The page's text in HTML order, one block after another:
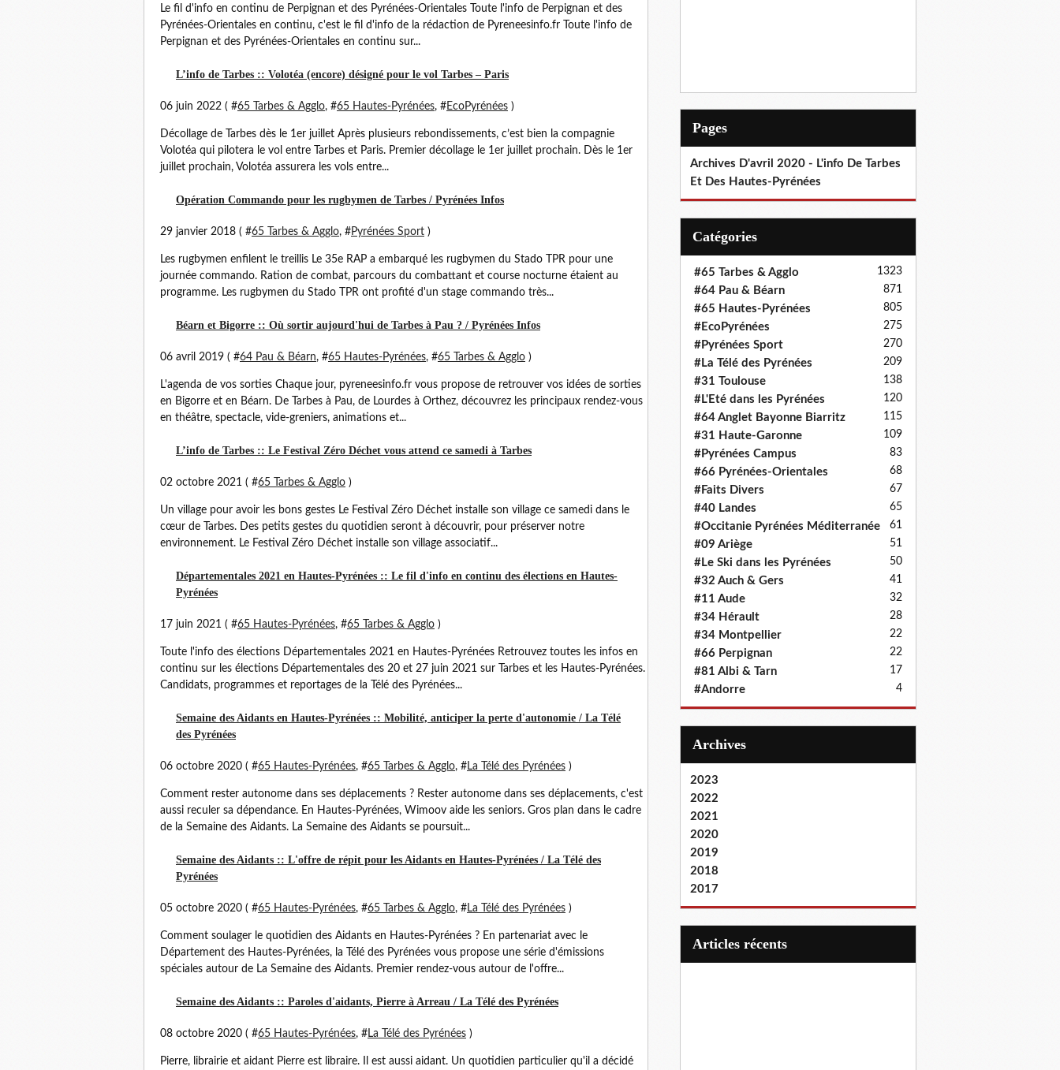
Le fil d'info en continu de Perpignan et des Pyrénées-Orientales Toute l'info de Perpignan et des
Pyrénées-Orientales en continu, c'est le fil d'info de la rédaction de Pyreneesinfo.fr Toute l'info de
Perpignan et des Pyrénées-Orientales en continu sur...
L’info de Tarbes :: Volotéa (encore) désigné pour le vol Tarbes – Paris
06 juin 2022 ( #65 Tarbes & Agglo, #65 Hautes-Pyrénées, #EcoPyrénées )
Décollage de Tarbes dès le 1er juillet Après plusieurs rebondissements, c’est bien la compagnie
Volotéa qui pilotera le vol entre Tarbes et Paris. Premier décollage le 1er juillet prochain. Dès le 1er
juillet prochain, Volotéa assurera les vols entre...
Opération Commando pour les rugbymen de Tarbes / Pyrénées Infos
29 janvier 2018 ( #65 Tarbes & Agglo, #Pyrénées Sport )
Les rugbymen enfilent le treillis Le 35e RAP a embarqué les rugbymen du Stado TPR pour une
journée commando. Ration de combat, parcours du combattant et course nocturne étaient au
programme. Les rugbymen du Stado TPR ont profité d'un stage commando très...
Béarn et Bigorre :: Où sortir aujourd'hui de Tarbes à Pau ? / Pyrénées Infos
06 avril 2019 ( #64 Pau & Béarn, #65 Hautes-Pyrénées, #65 Tarbes & Agglo )
L'agenda de vos sorties Chaque jour, pyreneesinfo.fr vous propose de retrouver vos idées de sorties
en Bigorre et en Béarn. De Tarbes à Pau, de Lourdes à Orthez, découvrez les principaux rendez-vous
en théâtre, spectacle, vide-greniers, animations et...
L’info de Tarbes :: Le Festival Zéro Déchet vous attend ce samedi à Tarbes
02 octobre 2021 ( #65 Tarbes & Agglo )
Un village pour avoir les bons gestes Le Festival Zéro Déchet installe son village ce samedi dans le
cœur de Tarbes. Des petits gestes du quotidien seront à découvrir, pour préserver notre
environnement. Le Festival Zéro Déchet installe son village associatif...
Départementales 2021 en Hautes-Pyrénées :: Le fil d'info en continu des élections en Hautes-
Pyrénées
17 juin 2021 ( #65 Hautes-Pyrénées, #65 Tarbes & Agglo )
Toute l'info des élections Départementales 2021 en Hautes-Pyrénées Retrouvez toutes les infos en
continu sur les élections Départementales des 20 et 27 juin 2021 sur Tarbes et les Hautes-Pyrénées.
Candidats, programmes et reportages de la Télé des Pyrénées...
Semaine des Aidants en Hautes-Pyrénées :: Mobilité, anticiper la perte d'autonomie / La Télé
des Pyrénées
06 octobre 2020 ( #65 Hautes-Pyrénées, #65 Tarbes & Agglo, #La Télé des Pyrénées )
Comment rester autonome dans ses déplacements ? Rester autonome dans ses déplacements, c'est
aussi reculer sa dépendance. En Hautes-Pyrénées, Wimoov aide les seniors. Gros plan dans le cadre
de la Semaine des Aidants. La Semaine des Aidants se poursuit...
Semaine des Aidants :: L'offre de répit pour les Aidants en Hautes-Pyrénées / La Télé des
Pyrénées
05 octobre 2020 ( #65 Hautes-Pyrénées, #65 Tarbes & Agglo, #La Télé des Pyrénées )
Comment soulager le quotidien des Aidants en Hautes-Pyrénées ? En partenariat avec le
Département des Hautes-Pyrénées, la Télé des Pyrénées vous propose une série d'émissions
spéciales autour de La Semaine des Aidants. Premier rendez-vous autour de l'offre...
Semaine des Aidants :: Paroles d'aidants, Pierre à Arreau / La Télé des Pyrénées
08 octobre 2020 ( #65 Hautes-Pyrénées, #La Télé des Pyrénées )
Pierre, librairie et aidant Pierre est libraire. Il est aussi aidant. Un quotidien particulier qu'il a décidé
Pages
Archives D'avril 2020 - L'info De Tarbes
Et Des Hautes-Pyrénées
Catégories
#65 Tarbes & Agglo 1323
#64 Pau & Béarn 871
#65 Hautes-Pyrénées 805
#EcoPyrénées 275
#Pyrénées Sport 270
#La Télé des Pyrénées 209
#31 Toulouse 138
#L'Eté dans les Pyrénées 120
#64 Anglet Bayonne Biarritz 115
#31 Haute-Garonne 109
#Pyrénées Campus 83
#66 Pyrénées-Orientales 68
#Faits Divers 67
#40 Landes 65
#Occitanie Pyrénées Méditerranée 61
#09 Ariège 51
#Le Ski dans les Pyrénées 50
#32 Auch & Gers 41
#11 Aude 32
#34 Hérault 28
#34 Montpellier 22
#66 Perpignan 22
#81 Albi & Tarn 17
#Andorre 4
Archives
2023
2022
2021
2020
2019
2018
2017
articles récents